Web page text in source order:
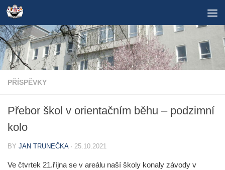
Skip to content
PŘÍSPĚVKY
Přebor škol v orientačním běhu – podzimní
kolo
BY JAN TRUNEČKA · 25.10.2021
Ve čtvrtek 21.října se v areálu naší školy konaly závody v